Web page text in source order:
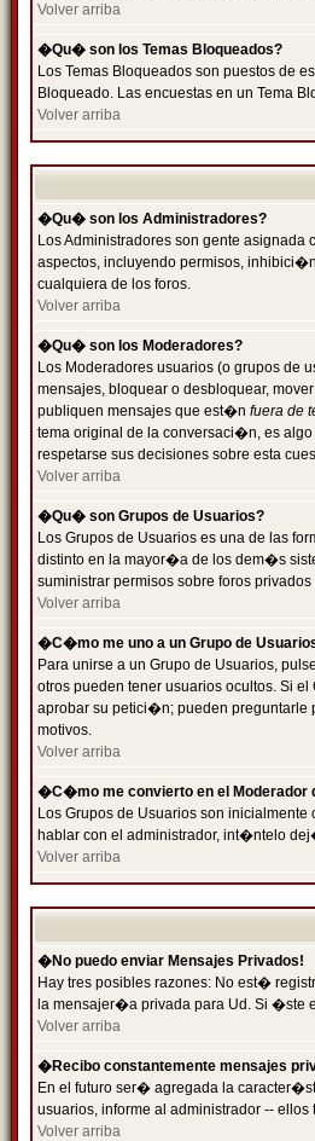
Volver arriba
�Qu� son los Temas Bloqueados?
Los Temas Bloqueados son puestos de
Bloqueado. Las encuestas en un Tema
Volver arriba
�Qu� son los Administradores?
Los Administradores son gente
aspectos, incluyendo permisos,
cualquiera de los foros.
Volver arriba
�Qu� son los Moderadores?
Los Moderadores usuarios (o grupos de
mensajes, bloquear o desbloquear,
publiquen mensajes que est�n fuera de
tema original de la conversaci�n, es
respetarse sus decisiones sobre esta
Volver arriba
�Qu� son Grupos de Usuarios?
Los Grupos de Usuarios es una de las
distinto en la mayor�a de los dem�s
suministrar permisos sobre foros
Volver arriba
�C�mo me uno a un Grupo de
Para unirse a un Grupo de Usuarios,
otros pueden tener usuarios ocultos. Si
aprobar su petici�n; pueden preguntarle
motivos.
Volver arriba
�C�mo me convierto en el Moderador
Los Grupos de Usuarios son
hablar con el administrador, int�ntelo
Volver arriba
�No puedo enviar Mensajes Privados!
Hay tres posibles razones: No est�
la mensajer�a privada para Ud. Si �ste
Volver arriba
�Recibo constantemente mensajes
En el futuro ser� agregada la
usuarios, informe al administrador --
Volver arriba